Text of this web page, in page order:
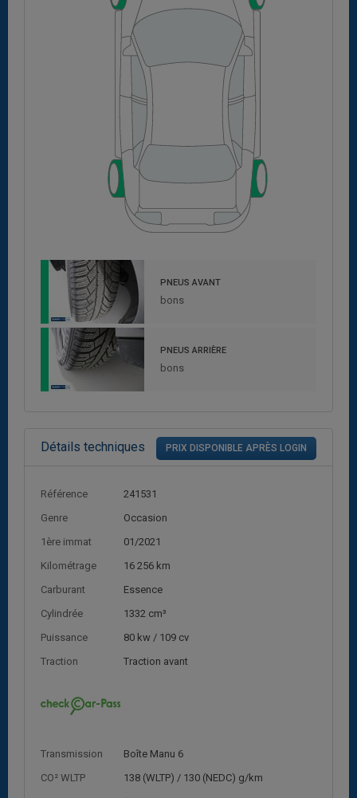
PNEUS AVANT
bons
PNEUS ARRIÈRE
bons
Détails techniques PRIX DISPONIBLE APRÈS LOGIN
Référence
241531
Genre
Occasion
1ère immat
01/2021
Kilométrage
16 256 km
Carburant
Essence
Cylindrée
1332 cm³
Puissance
80 kw / 109 cv
Traction
Traction avant
Transmission
Boîte Manu 6
CO² WLTP
138 (WLTP) / 130 (NEDC) g/km